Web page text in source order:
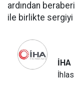
ardından
ile birlikte sergiyi
İHA